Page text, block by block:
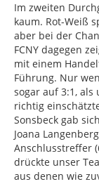
Im zweiten
kaum. Rot-Weiß
aber bei der
FCNY dagegen
mit einem
Führung. Nur
sogar auf 3:1,
richtig
Sonsbeck gab
Joana
Anschlusstreffer
drückte unser
aus denen wie